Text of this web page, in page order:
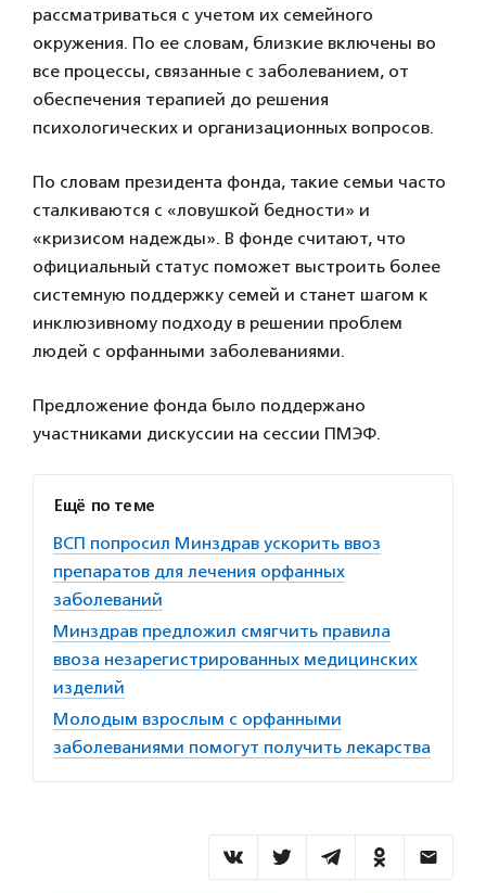
рассматриваться с учетом их семейного
окружения. По ее словам, близкие включены во
все процессы, связанные с заболеванием, от
обеспечения терапией до решения
психологических и организационных вопросов.
По словам президента фонда, такие семьи часто
сталкиваются с «ловушкой бедности» и
«кризисом надежды». В фонде считают, что
официальный статус поможет выстроить более
системную поддержку семей и станет шагом к
инклюзивному подходу в решении проблем
людей с орфанными заболеваниями.
Предложение фонда было поддержано
участниками дискуссии на сессии ПМЭФ.
Ещё по теме
ВСП попросил Минздрав ускорить ввоз
препаратов для лечения орфанных
заболеваний
Минздрав предложил смягчить правила
ввоза незарегистрированных медицинских
изделий
Молодым взрослым с орфанными
заболеваниями помогут получить лекарства